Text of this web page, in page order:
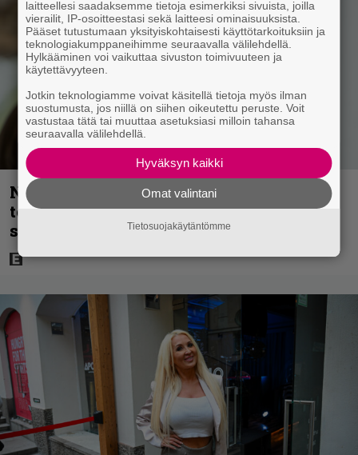
Nyt Netflixissä: 180 miljoonan
toimintaseikkailu – Margot Robbie vei
seksikohtauksen liian pitkälle
laitteellesi saadaksemme tietoja esimerkiksi sivuista, joilla
vierailit, IP-osoitteestasi sekä laitteesi ominaisuuksista.
Pääset tutustumaan yksityiskohtaisesti käyttötarkoituksiin ja
teknologiakumppaneihimme seuraavalla välilehdellä.
Hylkääminen voi vaikuttaa sivuston toimivuuteen ja
käytettävyyteen.
Jotkin teknologiamme voivat käsitellä tietoja myös ilman
suostumusta, jos niillä on siihen oikeutettu peruste. Voit
vastustaa tätä tai muuttaa asetuksiasi milloin tahansa
seuraavalla välilehdellä.
Hyväksyn kaikki
Omat valintani
Tietosuojakäytäntömme